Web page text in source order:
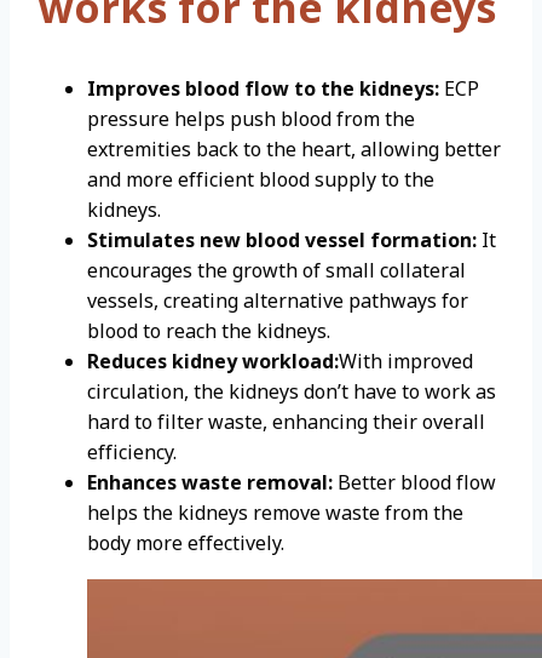
Improves blood flow to the kidneys: ECP
pressure helps push blood from the
extremities back to the heart, allowing better
and more efficient blood supply to the
kidneys.
Stimulates new blood vessel formation: It
encourages the growth of small collateral
vessels, creating alternative pathways for
blood to reach the kidneys.
Reduces kidney workload:With improved
circulation, the kidneys don’t have to work as
hard to filter waste, enhancing their overall
efficiency.
Enhances waste removal: Better blood flow
helps the kidneys remove waste from the
body more effectively.